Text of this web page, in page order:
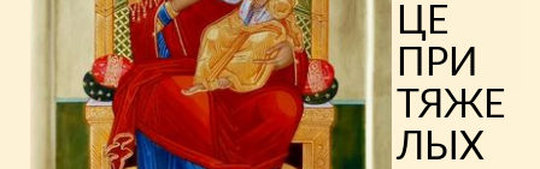
ЦЕ
ПРИ
ТЯЖЕ
ЛЫХ